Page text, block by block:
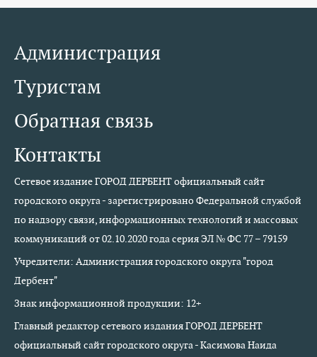
Администрация
Туристам
Обратная связь
Контакты
Сетевое издание ГОРОД ДЕРБЕНТ официальный сайт
городского округа - зарегистрировано Федеральной службой
по надзору связи, информационных технологий и массовых
коммуникаций от 02.10.2020 года серия ЭЛ № ФС 77 – 79159
Учредители: Администрация городского округа "город
Дербент"
Знак информационной продукции: 12+
Главный редактор сетевого издания ГОРОД ДЕРБЕНТ
официальный сайт городского округа - Касимова Наида